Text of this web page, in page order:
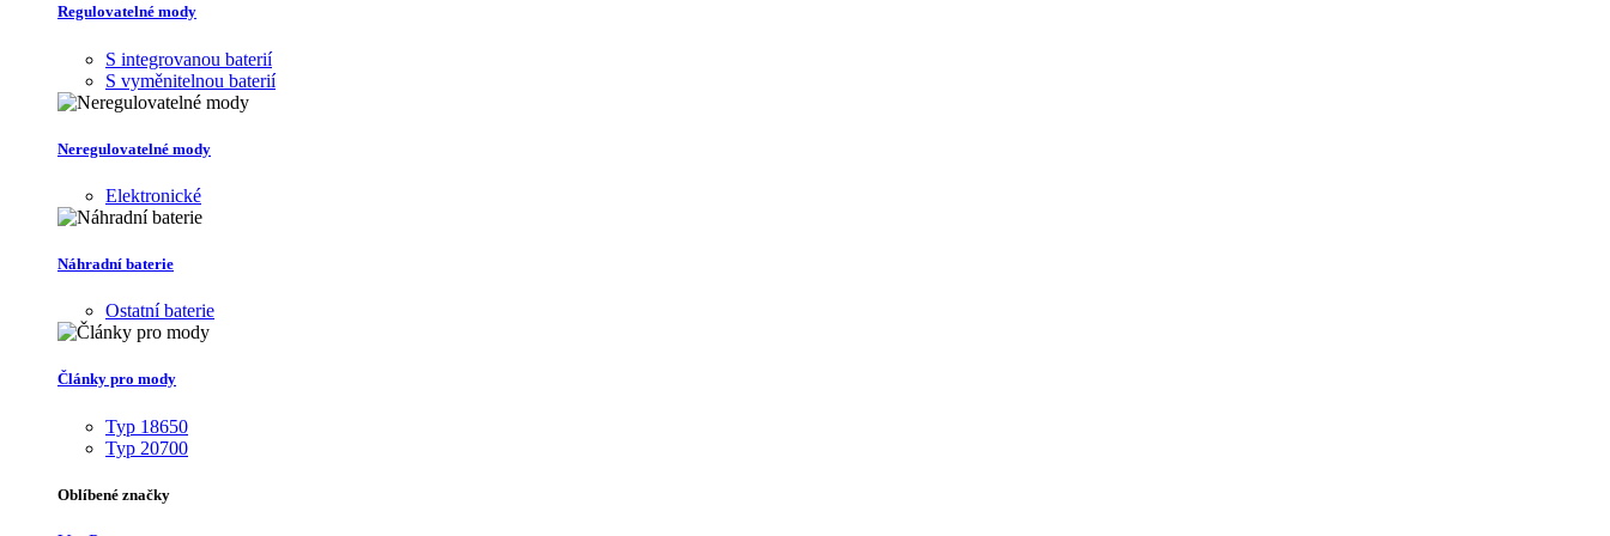
Regulovatelné mody
S integrovanou baterií
S vyměnitelnou baterií
Neregulovatelné mody
Elektronické
Náhradní baterie
Ostatní baterie
Články pro mody
Typ 18650
Typ 20700
Oblíbené značky